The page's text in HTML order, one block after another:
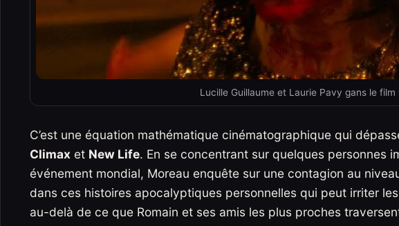
Lucille Guillaume et Laurie Pavy gans le
C’est une équation mathématique cinématographique qui
Climax et New Life. En se concentrant sur quelques personnes
événement mondial, Moreau enquête sur une contagion au
dans ces histoires apocalyptiques personnelles qui peut irriter
au-delà de ce que Romain et ses amis les plus proches